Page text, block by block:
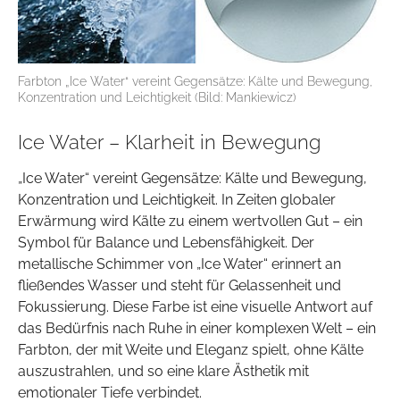
Farbton „Ice Water“ vereint Gegensätze: Kälte und Bewegung,
Konzentration und Leichtigkeit (Bild: Mankiewicz)
Ice Water – Klarheit in Bewegung
„Ice Water“ vereint Gegensätze: Kälte und Bewegung,
Konzentration und Leichtigkeit. In Zeiten globaler
Erwärmung wird Kälte zu einem wertvollen Gut – ein
Symbol für Balance und Lebensfähigkeit. Der
metallische Schimmer von „Ice Water“ erinnert an
fließendes Wasser und steht für Gelassenheit und
Fokussierung. Diese Farbe ist eine visuelle Antwort auf
das Bedürfnis nach Ruhe in einer komplexen Welt – ein
Farbton, der mit Weite und Eleganz spielt, ohne Kälte
auszustrahlen, und so eine klare Ästhetik mit
emotionaler Tiefe verbindet.